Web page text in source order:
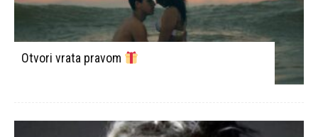
Otvori vrata pravom